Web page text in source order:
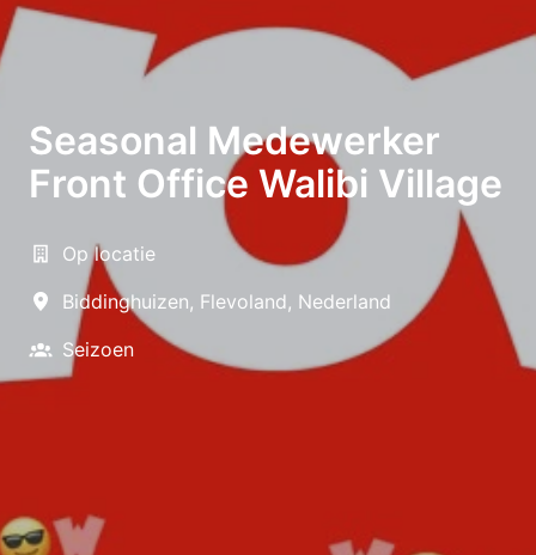
Seasonal Medewerker
Front Office Walibi Village
Op locatie
Biddinghuizen, Flevoland, Nederland
Seizoen